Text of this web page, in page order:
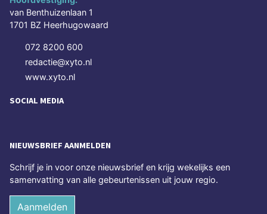
van Benthuizenlaan 1
1701 BZ Heerhugowaard
072 8200 600
redactie@xyto.nl
www.xyto.nl
SOCIAL MEDIA
NIEUWSBRIEF AANMELDEN
Schrijf je in voor onze nieuwsbrief en krijg wekelijks een
samenvatting van alle gebeurtenissen uit jouw regio.
Aanmelden